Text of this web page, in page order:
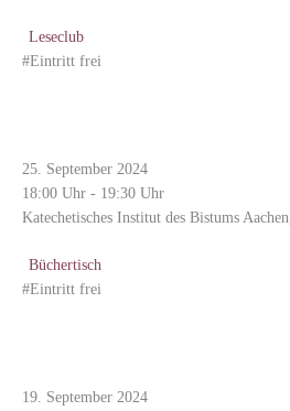
Leseclub
#Eintritt frei
25. September 2024
18:00 Uhr - 19:30 Uhr
Katechetisches Institut des Bistums
Büchertisch
#Eintritt frei
19. September 2024